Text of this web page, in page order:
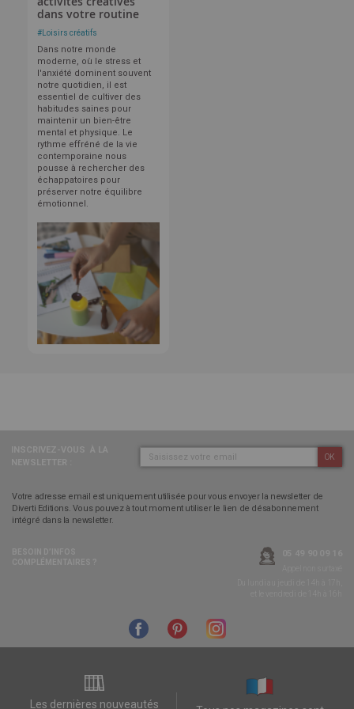
dans votre routine
# Loisirs créatifs
Dans notre monde
moderne, où le stress et
l'anxiété dominent souvent
notre quotidien, il est
essentiel de cultiver des
habitudes saines pour
maintenir un bien-être
mental et physique. Le
rythme effréné de la vie
contemporaine nous
pousse à rechercher des
échappatoires pour
préserver notre équilibre
émotionnel.
OK
Votre adresse email est uniquement utilisée pour vous envoyer la newsletter de
Diverti Editions. Vous pouvez à tout moment utiliser le lien de désabonnement
intégré dans la newsletter.
Les dernières nouveautés